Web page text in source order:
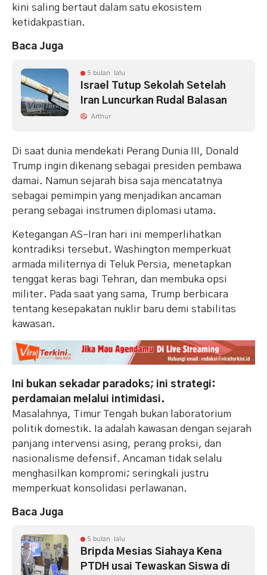
kini saling bertaut dalam satu ekosistem
ketidakpastian.
Baca Juga
5 bulan lalu
Israel Tutup Sekolah Setelah
Iran Luncurkan Rudal Balasan
Arthur
Di saat dunia mendekati Perang Dunia III, Donald
Trump ingin dikenang sebagai presiden pembawa
damai. Namun sejarah bisa saja mencatatnya
sebagai pemimpin yang menjadikan ancaman
perang sebagai instrumen diplomasi utama.
Ketegangan AS–Iran hari ini memperlihatkan
kontradiksi tersebut. Washington memperkuat
armada militernya di Teluk Persia, menetapkan
tenggat keras bagi Tehran, dan membuka opsi
militer. Pada saat yang sama, Trump berbicara
tentang kesepakatan nuklir baru demi stabilitas
kawasan.
Ini bukan sekadar paradoks; ini strategi:
perdamaian melalui intimidasi.
Masalahnya, Timur Tengah bukan laboratorium
politik domestik. Ia adalah kawasan dengan sejarah
panjang intervensi asing, perang proksi, dan
nasionalisme defensif. Ancaman tidak selalu
menghasilkan kompromi; seringkali justru
memperkuat konsolidasi perlawanan.
Baca Juga
5 bulan lalu
Bripda Mesias Siahaya Kena
PTDH usai Tewaskan Siswa di